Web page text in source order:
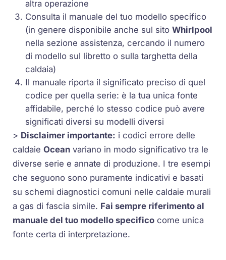
altra operazione
Consulta il manuale del tuo modello specifico
(in genere disponibile anche sul sitoWhirlpool
nella sezione assistenza, cercando il numero
di modello sul libretto o sulla targhetta della
caldaia)
Il manuale riporta il significato preciso di quel
codice per quella serie: è la tua unica fonte
affidabile, perché lo stesso codice può avere
significati diversi su modelli diversi
> Disclaimer importante: i codici errore delle
caldaieOcean variano in modo significativo tra le
diverse serie e annate di produzione. I tre esempi
che seguono sono puramente indicativi e basati
su schemi diagnostici comuni nelle caldaie murali
a gas di fascia simile. Fai sempre riferimento al
manuale del tuo modello specifico come unica
fonte certa di interpretazione.